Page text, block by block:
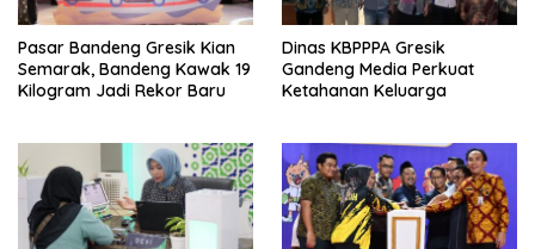
Pasar Bandeng Gresik Kian
Semarak, Bandeng Kawak 19
Kilogram Jadi Rekor Baru
Dinas KBPPPA Gresik
Gandeng Media Perkuat
Ketahanan Keluarga